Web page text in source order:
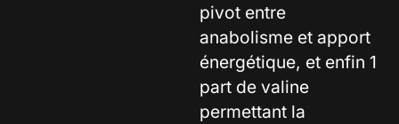
pivot entre
anabolisme et apport
énergétique, et enfin 1
part de valine
permettant la